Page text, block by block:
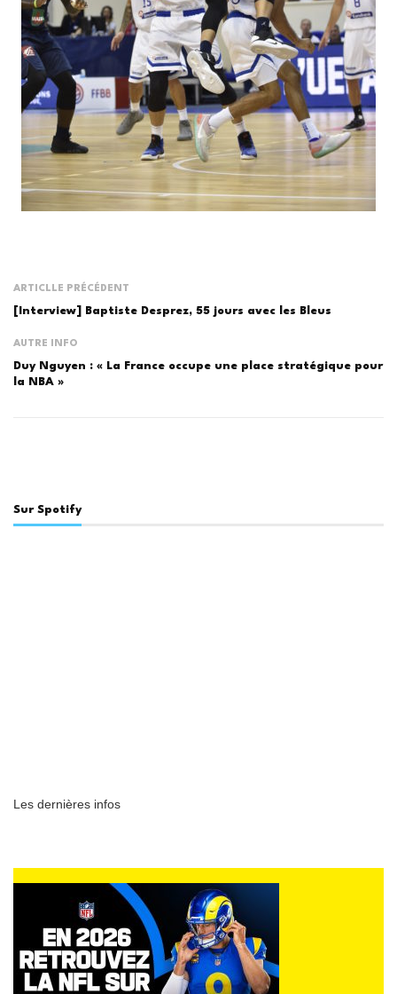
ARTICLLE PRÉCÉDENT
[Interview] Baptiste Desprez, 55 jours avec les Bleus
AUTRE INFO
Duy Nguyen : « La France occupe une place stratégique pour
la NBA »
Sur Spotify
Les dernières infos